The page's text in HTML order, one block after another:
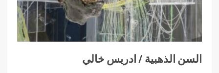
السن الذهبية / ادريس خالي